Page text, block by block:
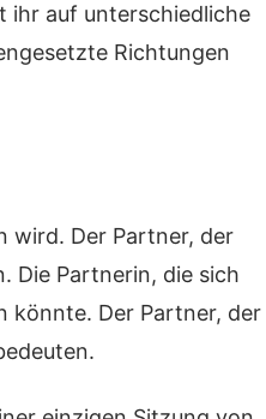
ihr auf unterschiedliche
Richtungen
wird. Der Partner, der
Die Partnerin, die sich
könnte. Der Partner, der